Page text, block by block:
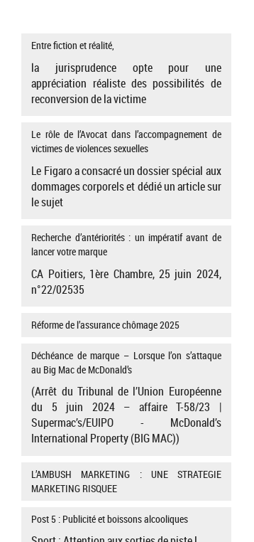
Entre fiction et réalité,
la jurisprudence opte pour une
appréciation réaliste des possibilités de
reconversion de la victime
Le rôle de l’Avocat dans l’accompagnement de
victimes de violences sexuelles
Le Figaro a consacré un dossier spécial aux
dommages corporels et dédié un article sur
le sujet
Recherche d’antériorités : un impératif avant de
lancer votre marque
CA Poitiers, 1ère Chambre, 25 juin 2024,
n°22/02535
Réforme de l’assurance chômage 2025
Déchéance de marque – Lorsque l’on s’attaque
au Big Mac de McDonald’s
(Arrêt du Tribunal de l’Union Européenne
du 5 juin 2024 – affaire T-58/23 |
Supermac’s/EUIPO - McDonald’s
International Property (BIG MAC))
L’AMBUSH MARKETING : UNE STRATEGIE
MARKETING RISQUEE
Post 5 : Publicité et boissons alcooliques